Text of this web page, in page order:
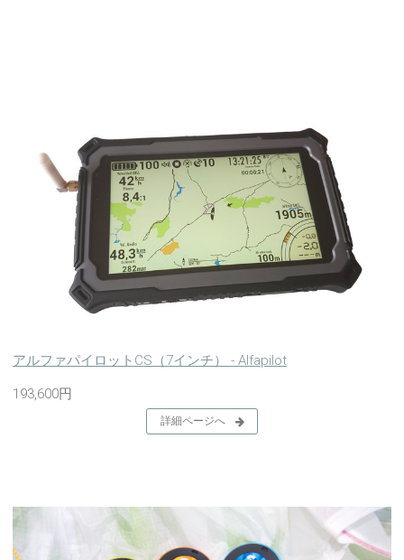
アルファパイロットCS（7インチ） - Alfapilot
193,600円
詳細ページへ